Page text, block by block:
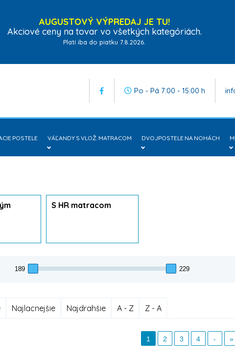
AUGUSTOVÝ VÝPREDAJ JE TU!
Akciové ceny na tovar vo všetkých kategóriách.
Platí iba do piatku 7.8.2026.
Po - Pá 7:00 - 15:00 h
POSTELE VÁĽANDY S VLOŽ. MATRACOM DVOJPOSTELE NA NOHÁCH
S HR matracom
Najlacnejšie Najdrahšie A - Z Z - A
1 2 3 4 - »